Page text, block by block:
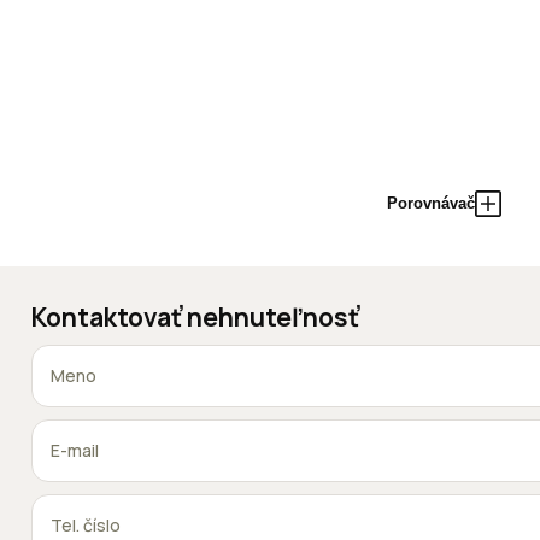
Porovnávač
Kontaktovať nehnuteľnosť